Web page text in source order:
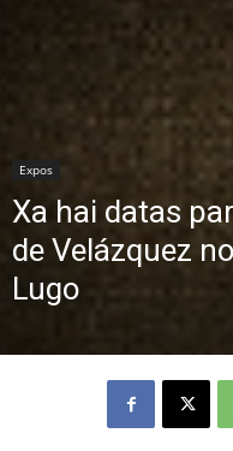
Expos
Xa hai datas
de Velázquez
Lugo